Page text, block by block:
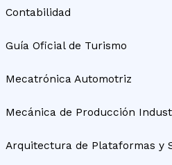
Contabilidad
Guía Oficial de Turismo
Mecatrónica Automotriz
Mecánica de Producción
Arquitectura de Plataformas y